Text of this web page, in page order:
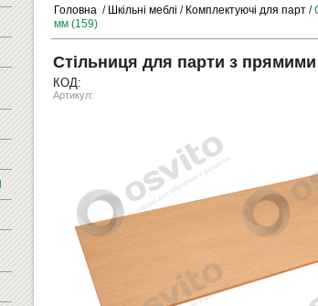
Головна / Шкільні меблі / Комплектуючі для парт /
мм (159)
Стільниця для парти з
КОД:
Артикул: